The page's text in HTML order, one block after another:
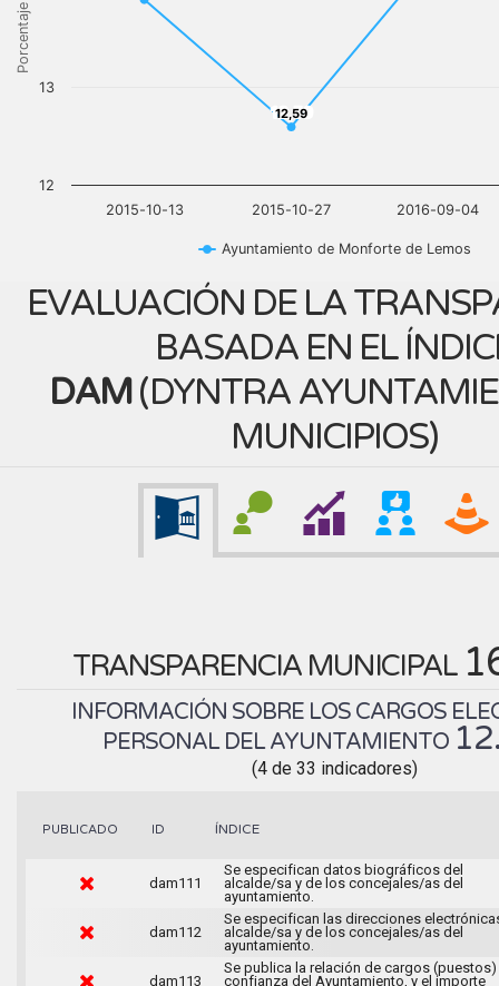
Porcentaje
12,59
12,59
Ayuntamiento de Monforte de Lemos
2015-10-13 2015-10-27 2016-09-04
12
13
EVALUACIÓN DE LA
BASADA EN EL
DAM(DYNTRA
MUNICIPIOS)
TRANSPARENCIA MUNICIPAL
INFORMACIÓN SOBRE LOS CARGOS
PERSONAL DEL AYUNTAMIENTO
(4 de 33 indicadores)
PUBLICADO ID ÍNDICE
dam111
Se especifican datos biográficos del
alcalde/sa y de los concejales/as del
ayuntamiento.
dam112
Se especifican las direcciones
alcalde/sa y de los concejales/as del
ayuntamiento.
dam113
Se publica la relación de cargos
confianza del Ayuntamiento, y el importe